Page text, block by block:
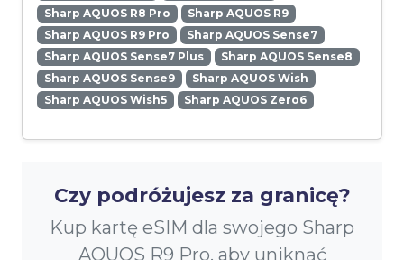
Sharp AQUOS R8 Pro
Sharp AQUOS R9
Sharp AQUOS R9 Pro
Sharp AQUOS Sense7
Sharp AQUOS Sense7 Plus
Sharp AQUOS Sense8
Sharp AQUOS Sense9
Sharp AQUOS Wish
Sharp AQUOS Wish5
Sharp AQUOS Zero6
Czy podróżujesz za granicę?
Kup kartę eSIM dla swojego Sharp
AQUOS R9 Pro, aby uniknąć